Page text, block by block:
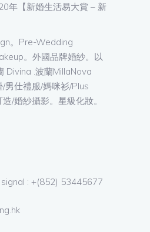
年【新婚生活易大賞 – 新
。Pre-Wedding
。外國品牌婚紗。以
Divina .波蘭MillaNova
男仕禮服/媽咪衫/Plus
/婚紗攝影。星級化妝。
: +(852) 53445677